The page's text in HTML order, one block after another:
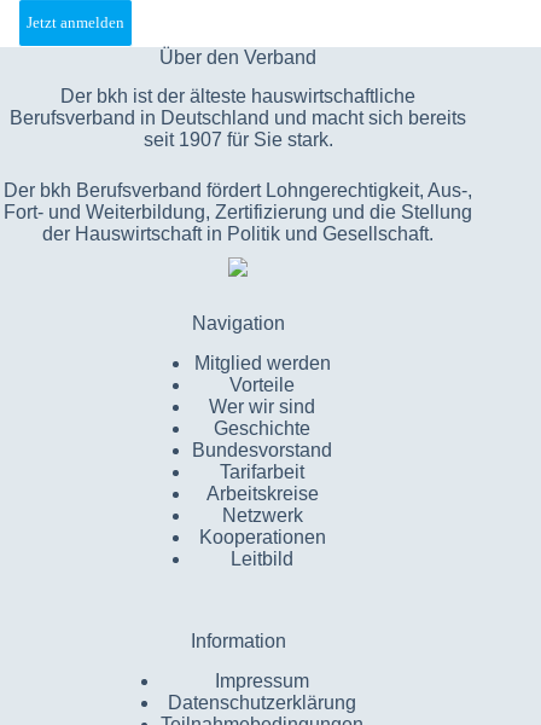
Über den Verband
Der bkh ist der älteste hauswirtschaftliche
Berufsverband in Deutschland und macht sich bereits
seit 1907 für Sie stark.
Der bkh Berufsverband fördert Lohngerechtigkeit, Aus-,
Fort- und Weiterbildung, Zertifizierung und die Stellung
der Hauswirtschaft in Politik und Gesellschaft.
Navigation
Mitglied werden
Vorteile
Wer wir sind
Geschichte
Bundesvorstand
Tarifarbeit
Arbeitskreise
Netzwerk
Kooperationen
Leitbild
Information
Impressum
Datenschutzerklärung